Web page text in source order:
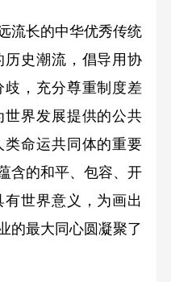
长的中华优秀传统
史潮流，倡导用协
，充分尊重制度差
界发展提供的公共
类命运共同体的重要
含的和平、包容、开
世界意义，为画出
的最大同心圆凝聚了